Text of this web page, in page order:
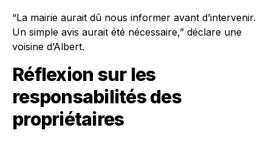
“La mairie aurait dû nous informer avant d’intervenir.
Un simple avis aurait été nécessaire,” déclare une
voisine d’Albert.
Réflexion sur les
responsabilités des
propriétaires